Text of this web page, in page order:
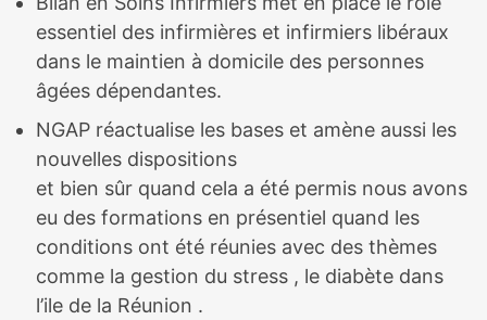
essentiel des infirmières et infirmiers libéraux
dans le maintien à domicile des personnes
âgées dépendantes.
NGAP réactualise les bases et amène aussi les
nouvelles dispositions
et bien sûr quand cela a été permis nous avons
eu des formations en présentiel quand les
conditions ont été réunies avec des thèmes
comme la gestion du stress , le diabète dans
l’ile de la Réunion .